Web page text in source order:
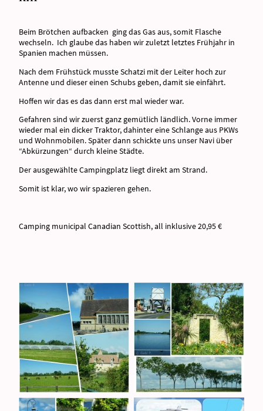
Beim Brötchen aufbacken ging das Gas aus, somit Flasche
wechseln. Ich glaube das haben wir zuletzt letztes Frühjahr in
Spanien machen müssen.
Nach dem Frühstück musste Schatzi mit der Leiter hoch zur
Antenne und dieser einen Schubs geben, damit sie einfährt.
Hoffen wir das es das dann erst mal wieder war.
Gefahren sind wir zuerst ganz gemütlich ländlich. Vorne immer
wieder mal ein dicker Traktor, dahinter eine Schlange aus PKWs
und Wohnmobilen. Später dann schickte uns unser Navi über
“Abkürzungen“ durch kleine Städte.
Der ausgewählte Campingplatz liegt direkt am Strand.
Somit ist klar, wo wir spazieren gehen.
Camping municipal Canadian Scottish, all inklusive 20,95 €